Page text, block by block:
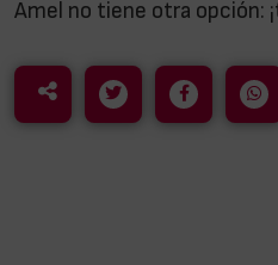
Amel no tiene otra opción: